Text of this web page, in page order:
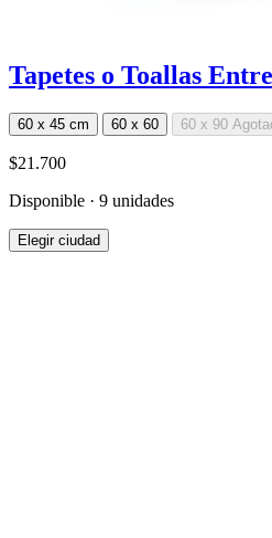
Tapetes o Toallas
60 x 45 cm 60 x 60 60 x 90
$21.700
Disponible · 9 unidades
Elegir ciudad